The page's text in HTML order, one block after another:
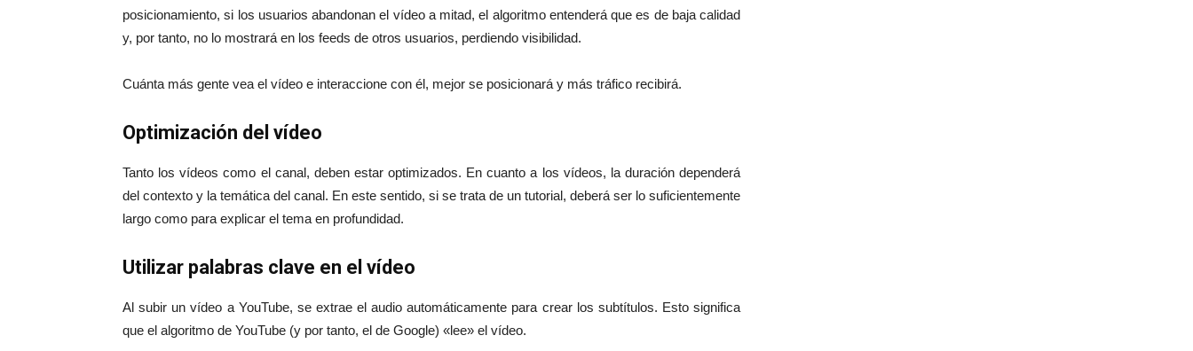
posicionamiento, si los usuarios abandonan el vídeo a mitad, el algoritmo entenderá que es de baja calidad
y, por tanto, no lo mostrará en los feeds de otros usuarios, perdiendo visibilidad.
Cuánta más gente vea el vídeo e interaccione con él, mejor se posicionará y más tráfico recibirá.
Optimización del vídeo
Tanto los vídeos como el canal, deben estar optimizados. En cuanto a los vídeos, la duración dependerá
del contexto y la temática del canal. En este sentido, si se trata de un tutorial, deberá ser lo suficientemente
largo como para explicar el tema en profundidad.
Utilizar palabras clave en el vídeo
Al subir un vídeo a YouTube, se extrae el audio automáticamente para crear los subtítulos. Esto significa
que el algoritmo de YouTube (y por tanto, el de Google) «lee» el vídeo.